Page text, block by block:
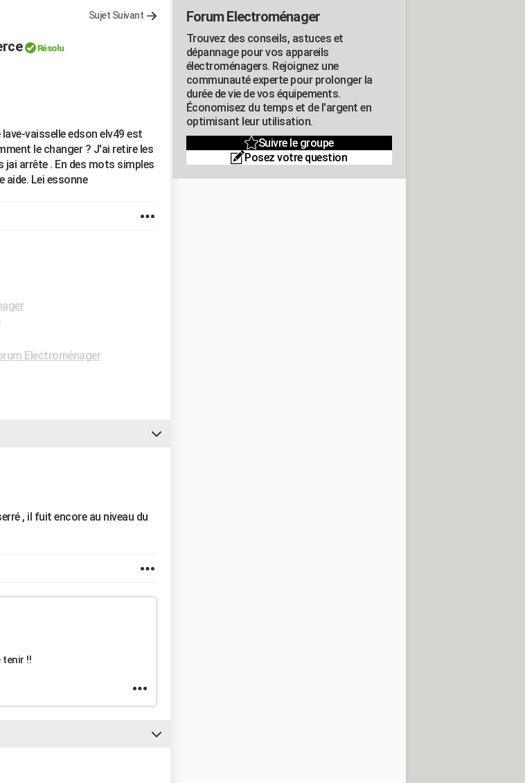
Sujet Suivant
Résolu
vaisselle edson elv49 est
le changer ? J'ai retire les
jai arrête . En des mots simples
aide. Lei essonne
Electroménager
, il fuit encore au niveau du
!!
Forum Electroménager
Trouvez des conseils, astuces et
dépannage pour vos appareils
électroménagers. Rejoignez une
communauté experte pour prolonger la
durée de vie de vos équipements.
Économisez du temps et de l'argent en
optimisant leur utilisation.
Suivre le groupe
Posez votre question